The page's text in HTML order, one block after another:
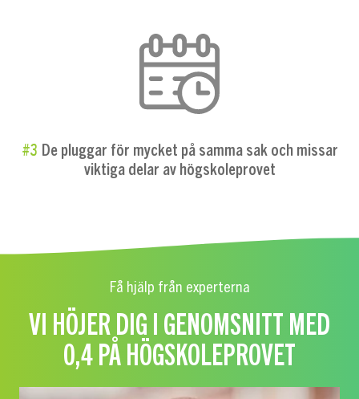
#3 De pluggar för mycket på samma sak och missar
viktiga delar av högskoleprovet
Få hjälp från experterna
VI HÖJER DIG I GENOMSNITT MED
0,4 PÅ HÖGSKOLEPROVET